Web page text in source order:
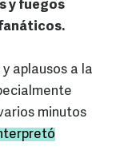
y fuegos
aplausos a la
minutos